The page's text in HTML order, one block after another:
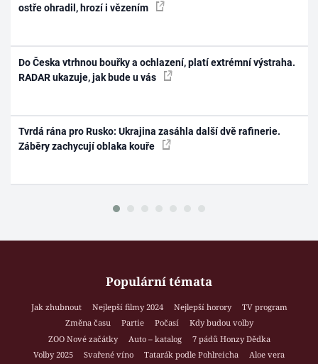
ostře ohradil, hrozí i vězením
Do Česka vtrhnou bouřky a ochlazení, platí extrémní výstraha.
RADAR ukazuje, jak bude u vás
Tvrdá rána pro Rusko: Ukrajina zasáhla další dvě rafinerie.
Záběry zachycují oblaka kouře
Populární témata
Jak zhubnout Nejlepší filmy 2024 Nejlepší horory
TV program
Změna času
Partie Počasí
Kdy budou volby
ZOO Nové začátky
Auto – katalog
7 pádů Honzy Dědka
Volby 2025
Svařené víno Tatarák podle Pohlreicha
Aloe vera